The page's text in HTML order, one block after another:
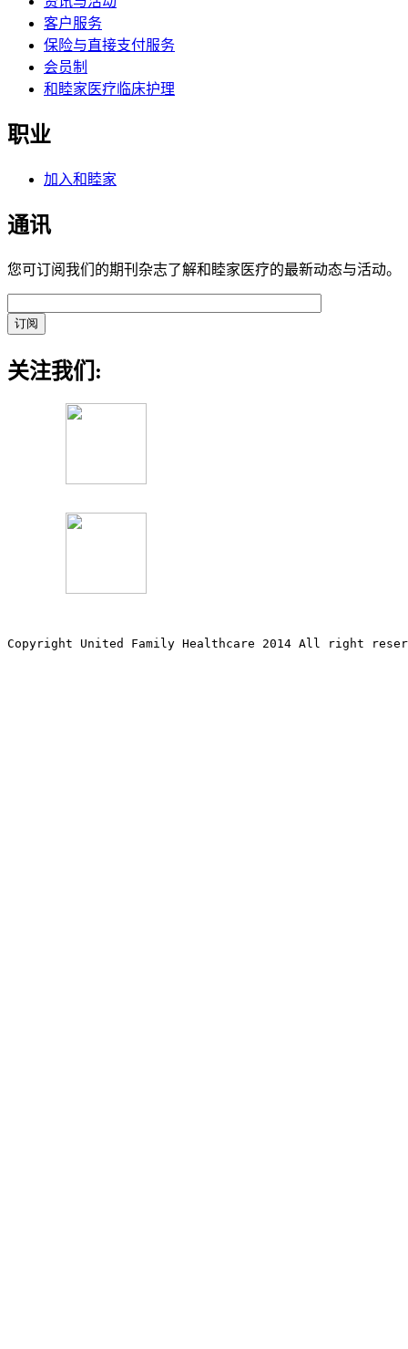
客户服务
保险与直接支付服务
会员制
和睦家医疗临床护理
职业
加入和睦家
通讯
您可订阅我们的期刊杂志了解和睦家医疗的最新动态与活动。
关注我们:
Copyright United Family Healthcare 2014 All right